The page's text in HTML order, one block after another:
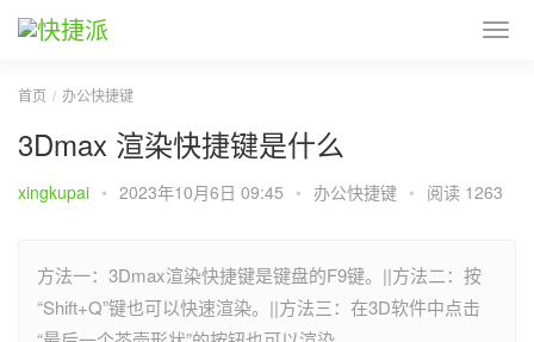
首页 办公快捷键
3Dmax 渲染快捷键是什么
xingkupai • 2023年10月6日 09:45 • 办公快捷键 • 阅读 1263
方法一：3Dmax渲染快捷键是键盘的F9键。||方法二：按
“Shift+Q”键也可以快速渲染。||方法三：在3D软件中点击